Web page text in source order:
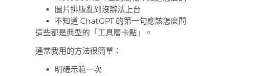
圖片排版亂到沒辦法上台
不知道 ChatGPT 的第一句應該怎麼問
這些都是典型的「工具層卡點」。
通常我用的方法很簡單：
明確示範一次